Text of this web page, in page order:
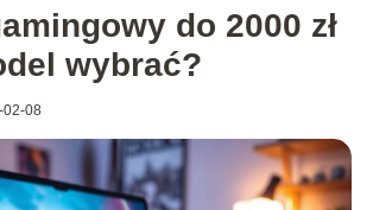
model wybrać?
do 2000 zł
wybrać?
02-08